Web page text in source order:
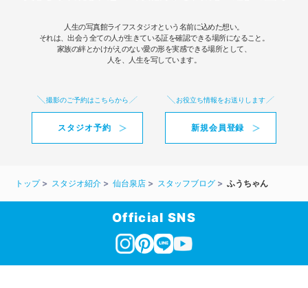
人生の写真館ライフスタジオという名前に込めた想い。
それは、出会う全ての人が生きている証を確認できる場所になること。
家族の絆とかけがえのない愛の形を実感できる場所として、
人を、人生を写しています。
撮影のご予約はこちらから
スタジオ予約
お役立ち情報をお送りします
新規会員登録
トップ スタジオ紹介 仙台泉店 スタッフブログ ふうちゃん
Official SNS